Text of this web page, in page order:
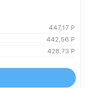
447,17 Р
442,56 Р
428,73 Р